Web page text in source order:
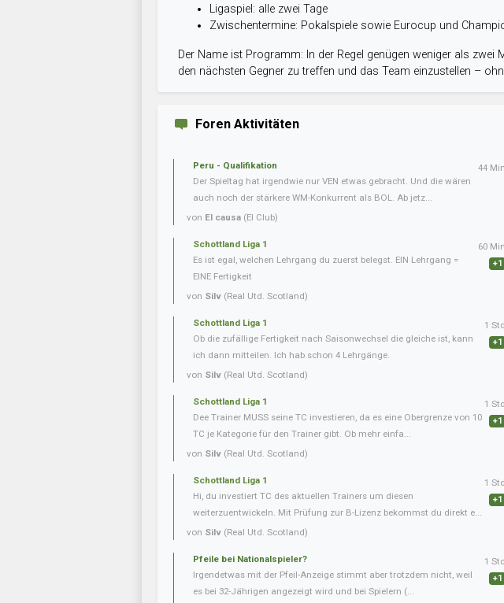
Ligaspiel: alle zwei Tage
Zwischentermine: Pokalspiele sowie Eurocup und
Der Name ist Programm: In der Regel genügen weniger als
den nächsten Gegner zu treffen und das Team einzustellen –
Foren Aktivitäten
Peru - Qualifikation
Der Spieltag hat irgendwie nur VEN etwas gebracht. Und die wären
auch noch der stärkere WM-Konkurrent als BOL. Ab jetz...
von El causa (El Club)
44 Min
Schottland Liga 1
Es ist egal, welchen Lehrgang du zuerst belegst. EIN Lehrgang =
EINE Fertigkeit
von Silv (Real Utd. Scotland)
60 Min
+1
Schottland Liga 1
Ob die zufällige Fertigkeit nach Saisonwechsel die gleiche ist, kann
ich dann mitteilen. Ich hab schon 4 Lehrgänge.
von Silv (Real Utd. Scotland)
1 Std
+1
Schottland Liga 1
Dee Trainer MUSS seine TC investieren, da es eine Obergrenze von 10
TC je Kategorie für den Trainer gibt. Ob mehr einfa...
von Silv (Real Utd. Scotland)
1 Std
+1
Schottland Liga 1
Hi, du investiert TC des aktuellen Trainers um diesen
weiterzuentwickeln. Mit Prüfung zur B-Lizenz bekommst du direkt e...
von Silv (Real Utd. Scotland)
1 Std
+1
Pfeile bei Nationalspieler?
Irgendetwas mit der Pfeil-Anzeige stimmt aber trotzdem nicht, weil
es bei 32-Jährigen angezeigt wird und bei Spielern (...
1 Std
+1